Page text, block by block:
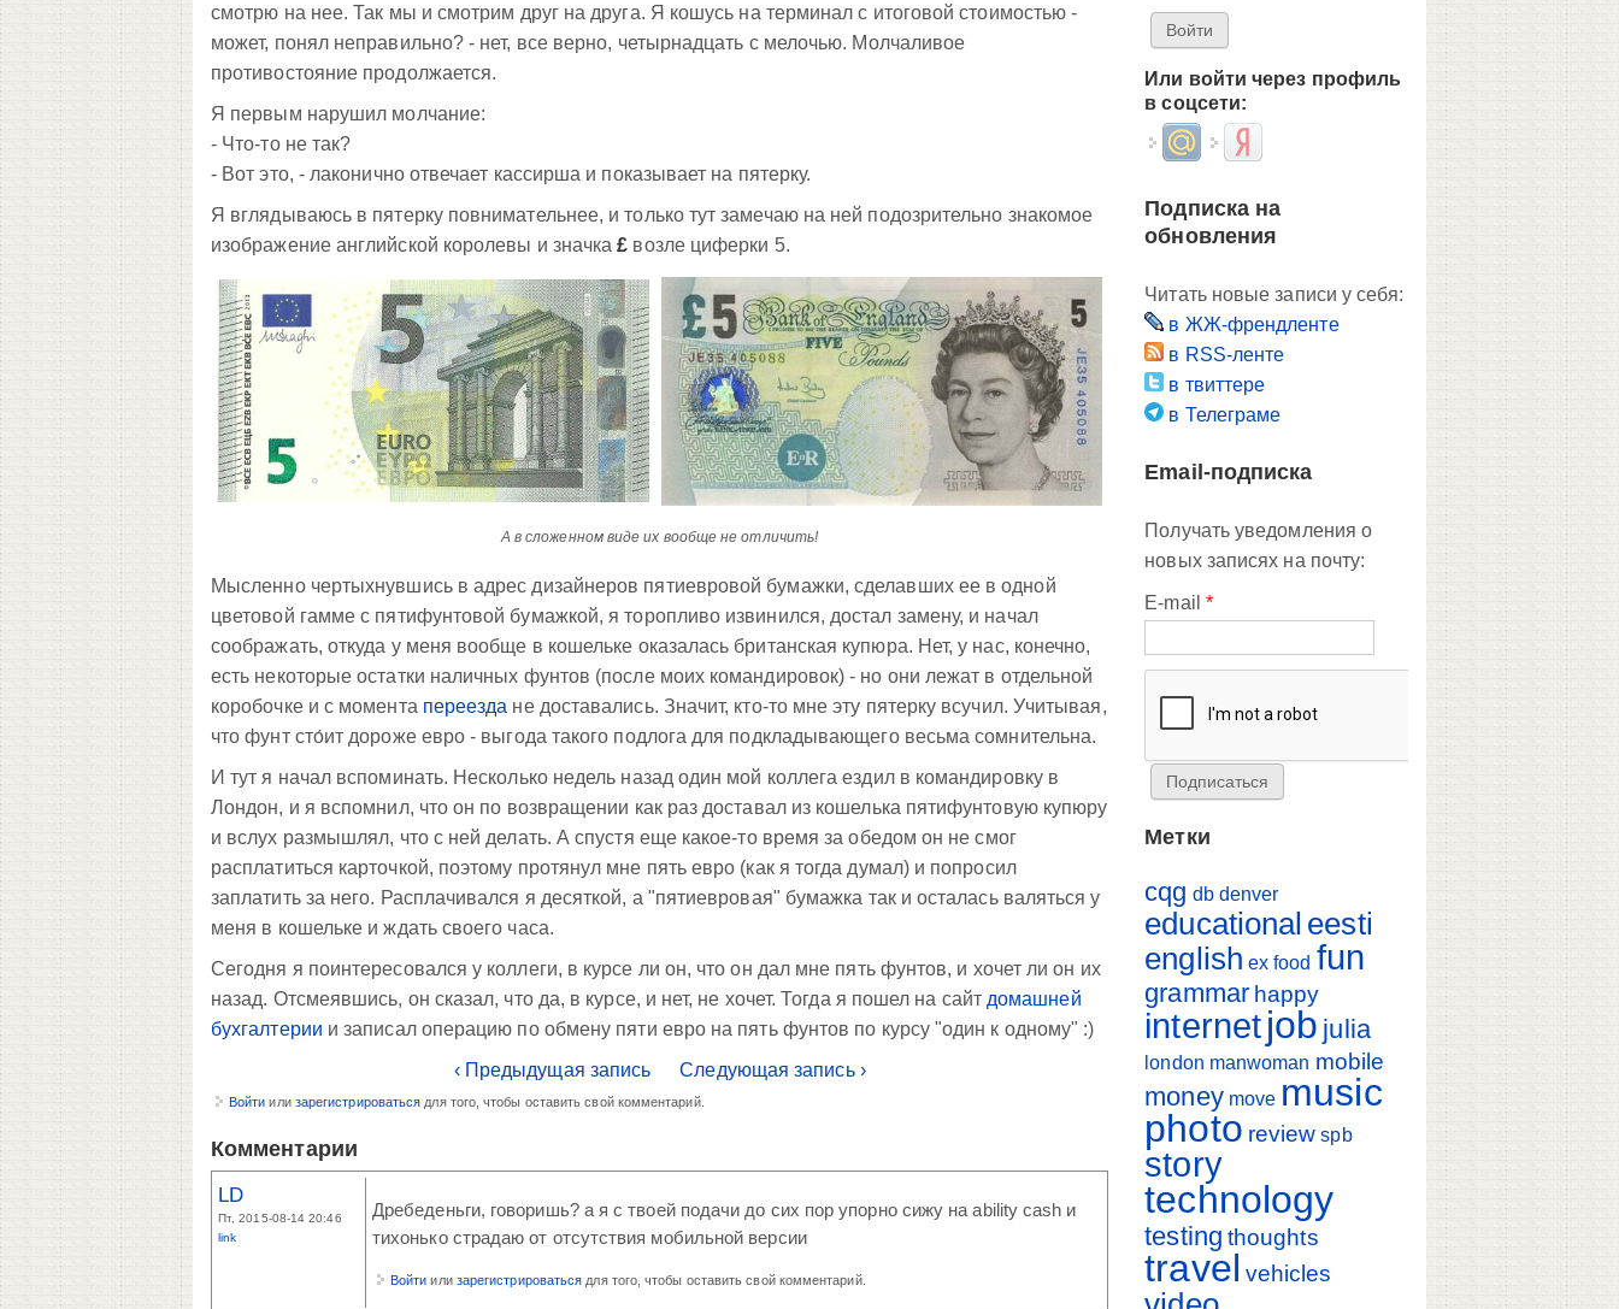
смотрю на нее. Так мы и смотрим друг на друга. Я кошусь на терминал с итоговой стоимостью -
может, понял неправильно? - нет, все верно, четырнадцать с мелочью. Молчаливое
противостояние продолжается.
Я первым нарушил молчание:
- Что-то не так?
- Вот это, - лаконично отвечает кассирша и показывает на пятерку.
Я вглядываюсь в пятерку повнимательнее, и только тут замечаю на ней подозрительно знакомое
изображение английской королевы и значка£ возле циферки 5.
А в сложенном виде их вообще не отличить!
Мысленно чертыхнувшись в адрес дизайнеров пятиевровой бумажки, сделавших ее в одной
цветовой гамме с пятифунтовой бумажкой, я торопливо извинился, достал замену, и начал
соображать, откуда у меня вообще в кошельке оказалась британская купюра. Нет, у нас, конечно,
есть некоторые остатки наличных фунтов (после моих командировок) - но они лежат в отдельной
коробочке и с момента переезда не доставались. Значит, кто-то мне эту пятерку всучил. Учитывая,
что фунт сто́ит дороже евро - выгода такого подлога для подкладывающего весьма сомнительна.
И тут я начал вспоминать. Несколько недель назад один мой коллега ездил в командировку в
Лондон, и я вспомнил, что он по возвращении как раз доставал из кошелька пятифунтовую купюру
и вслух размышлял, что с ней делать. А спустя еще какое-то время за обедом он не смог
расплатиться карточкой, поэтому протянул мне пять евро (как я тогда думал) и попросил
заплатить за него. Расплачивался я десяткой, а "пятиевровая" бумажка так и осталась валяться у
меня в кошельке и ждать своего часа.
Сегодня я поинтересовался у коллеги, в курсе ли он, что он дал мне пять фунтов, и хочет ли он их
назад. Отсмеявшись, он сказал, что да, в курсе, и нет, не хочет. Тогда я пошел на сайт домашней
бухгалтерии и записал операцию по обмену пяти евро на пять фунтов по курсу "один к одному" :)
‹ Предыдущая запись
Следующая запись ›
Войти или зарегистрироваться для того, чтобы оставить свой комментарий.
Комментарии
LD
Пт, 2015-08-14 20:46
link
Дребеденьги, говоришь? а я с твоей подачи до сих пор упорно сижу на ability cash и
тихонько страдаю от отсутствия мобильной версии
Войти или зарегистрироваться для того, чтобы оставить свой комментарий.
Или войти через профиль
в соцсети:
Login with Mail.ruLogin with Яндекс
Подписка на
обновления
Читать новые записи у себя:
в ЖЖ-френдленте
в RSS-ленте
в твиттере
в Телеграме
Email-подписка
Получать уведомления о
новых записях на почту:
E-mail *
Метки
cqg db denver
educational eesti
english ex food fun
grammar happy
internetjob julia
london manwoman mobile
money move music
photo review spb
story
technology
testing thoughts
travel vehicles